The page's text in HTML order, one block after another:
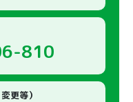
810
更等）